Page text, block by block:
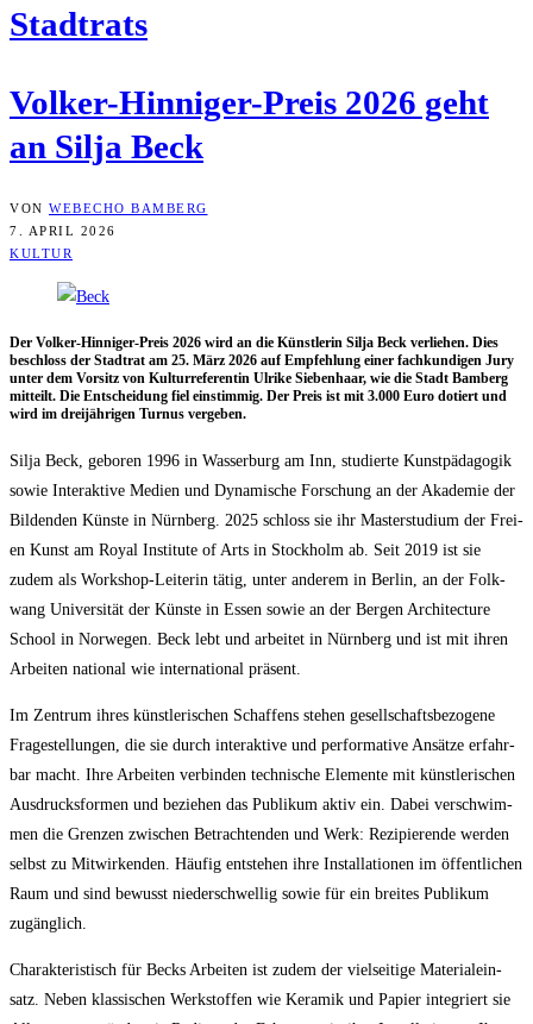
Stadtrats
Vol­ker-Hin­ni­ger-Preis 2026 geht
an Sil­ja Beck
VON WEBECHO BAMBERG
7. APRIL 2026
KULTUR
Der Vol­ker-Hin­ni­ger-Preis 2026 wird an die Künst­le­rin Sil­ja Beck ver­lie­hen. Dies
beschloss der Stadt­rat am 25. März 2026 auf Emp­feh­lung einer fach­kun­di­gen Jury
unter dem Vor­sitz von Kul­tur­re­fe­ren­tin Ulri­ke Sie­ben­haar, wie die Stadt Bam­berg
mit­teilt. Die Ent­schei­dung fiel ein­stim­mig. Der Preis ist mit 3.000 Euro dotiert und
wird im drei­jäh­ri­gen Tur­nus vergeben.
Sil­ja Beck, gebo­ren 1996 in Was­ser­burg am Inn, stu­dier­te Kunst­päd­ago­gik
sowie Inter­ak­ti­ve Medi­en und Dyna­mi­sche For­schung an der Aka­de­mie der
Bil­den­den Küns­te in Nürn­berg. 2025 schloss sie ihr Mas­ter­stu­di­um der Frei­
en Kunst am Roy­al Insti­tu­te of Arts in Stock­holm ab. Seit 2019 ist sie
zudem als Work­shop-Lei­te­rin tätig, unter ande­rem in Ber­lin, an der Folk­
wang Uni­ver­si­tät der Küns­te in Essen sowie an der Ber­gen Archi­tec­tu­re
School in Nor­we­gen. Beck lebt und arbei­tet in Nürn­berg und ist mit ihren
Arbei­ten natio­nal wie inter­na­tio­nal präsent.
Im Zen­trum ihres künst­le­ri­schen Schaf­fens ste­hen gesell­schafts­be­zo­ge­ne
Fra­ge­stel­lun­gen, die sie durch inter­ak­ti­ve und per­for­ma­ti­ve Ansät­ze erfahr­
bar macht. Ihre Arbei­ten ver­bin­den tech­ni­sche Ele­men­te mit künst­le­ri­schen
Aus­drucks­for­men und bezie­hen das Publi­kum aktiv ein. Dabei ver­schwim­
men die Gren­zen zwi­schen Betrach­ten­den und Werk: Rezi­pie­ren­de wer­den
selbst zu Mit­wir­ken­den. Häu­fig ent­ste­hen ihre Instal­la­tio­nen im öffent­li­chen
Raum und sind bewusst nie­der­schwel­lig sowie für ein brei­tes Publi­kum
zugänglich.
Cha­rak­te­ris­tisch für Becks Arbei­ten ist zudem der viel­sei­ti­ge Mate­ri­al­ein­
satz. Neben klas­si­schen Werk­stof­fen wie Kera­mik und Papier inte­griert sie